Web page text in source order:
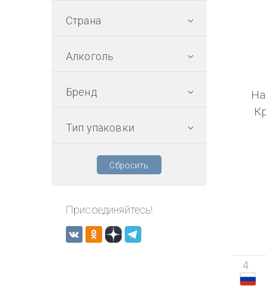
Страна
Алкоголь
Бренд
Тип упаковки
Сбросить
Присоединяйтесь!
4